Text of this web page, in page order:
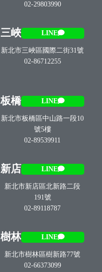
02-29803990
三峽 LINE
新北市三峽區國際二街31號
02-86712255
板橋 LINE
新北市板橋區中山路一段10
號5樓
02-89539911
新店 LINE
新北市新店區北新路二段
191號
02-89118787
樹林 LINE
新北市樹林區樹新路77號
02-66373099